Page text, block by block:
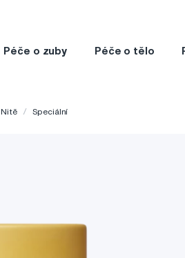
Péče o zuby Péče o tělo
Nitě Speciální